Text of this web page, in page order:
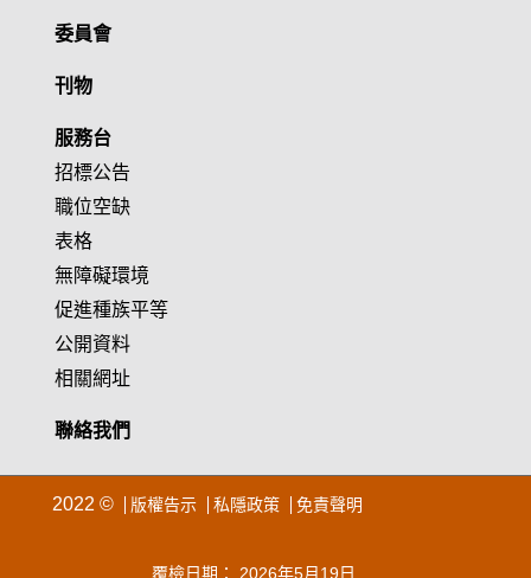
委員會
刊物
服務台
招標公告
職位空缺
表格
無障礙環境
促進種族平等
公開資料
相關網址
聯絡我們
2022 © 版權告示 私隱政策 免責聲明
覆檢日期： 2026年5月19日